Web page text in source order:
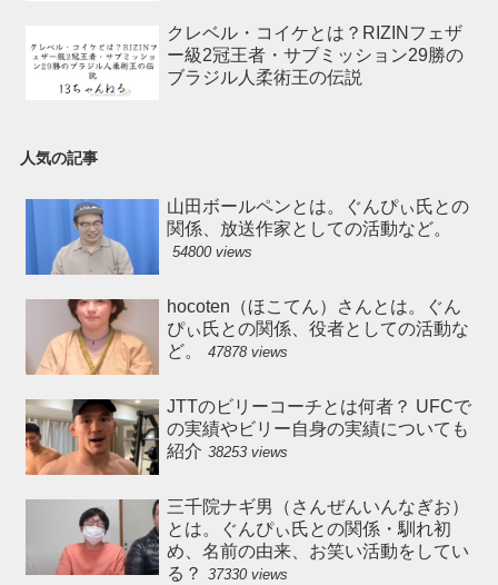
クレベル・コイケとは？RIZINフェザ
ー級2冠王者・サブミッション29勝の
ブラジル人柔術王の伝説
人気の記事
山田ボールペンとは。ぐんぴぃ氏との
関係、放送作家としての活動など。
54800 views
hocoten（ほこてん）さんとは。ぐん
ぴぃ氏との関係、役者としての活動な
ど。
47878 views
JTTのビリーコーチとは何者？ UFCで
の実績やビリー自身の実績についても
紹介 38253 views
三千院ナギ男（さんぜんいんなぎお）
とは。ぐんぴぃ氏との関係・馴れ初
め、名前の由来、お笑い活動をしてい
る？ 37330 views